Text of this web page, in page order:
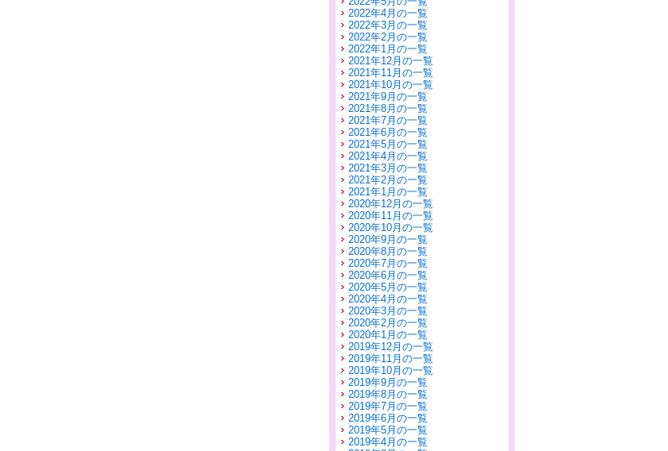
2022年4月の一覧
2022年3月の一覧
2022年2月の一覧
2022年1月の一覧
2021年12月の一覧
2021年11月の一覧
2021年10月の一覧
2021年9月の一覧
2021年8月の一覧
2021年7月の一覧
2021年6月の一覧
2021年5月の一覧
2021年4月の一覧
2021年3月の一覧
2021年2月の一覧
2021年1月の一覧
2020年12月の一覧
2020年11月の一覧
2020年10月の一覧
2020年9月の一覧
2020年8月の一覧
2020年7月の一覧
2020年6月の一覧
2020年5月の一覧
2020年4月の一覧
2020年3月の一覧
2020年2月の一覧
2020年1月の一覧
2019年12月の一覧
2019年11月の一覧
2019年10月の一覧
2019年9月の一覧
2019年8月の一覧
2019年7月の一覧
2019年6月の一覧
2019年5月の一覧
2019年4月の一覧